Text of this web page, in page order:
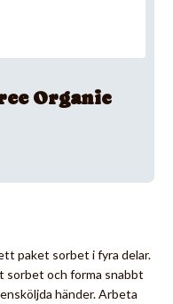
Organic
paket sorbet i fyra delar.
sorbet och forma snabbt
händer. Arbeta